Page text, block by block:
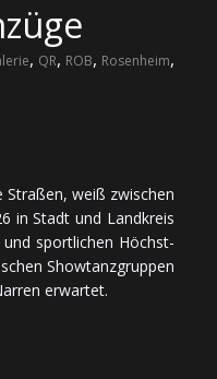
, QR, ROB, Rosenheim,
Straßen, weiß zwi­schen
in Stadt und Land­kreis
sport­li­chen Höchst­
Show­tanz­grup­pen
erwartet.